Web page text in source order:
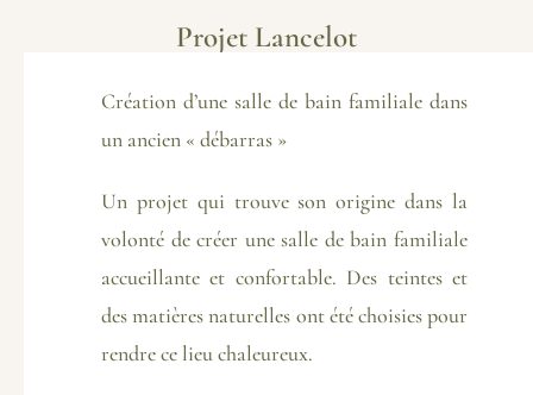
Projet Lancelot
Création d’une salle de bain familiale dans
un ancien « débarras »
Un projet qui trouve son origine dans la
volonté de créer une salle de bain familiale
accueillante et confortable. Des teintes et
des matières naturelles ont été choisies pour
rendre ce lieu chaleureux.